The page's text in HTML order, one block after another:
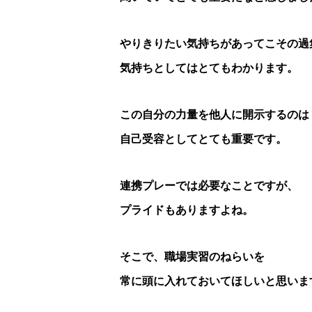
やりきりたい気持ちがあってこその過
気持ちとしてはとてもわかります。
この自分の力量を他人に開示するのは
自己受容としてとても重要です。
連携プレーでは必要なことですが、
プライドもありますよね。
そこで、職場実習のねらいを
常に頭に入れておいてほしいと思いま